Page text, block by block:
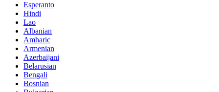
Esperanto
Hindi
Lao
Albanian
Amharic
Armenian
Azerbaijani
Belarusian
Bengali
Bosnian